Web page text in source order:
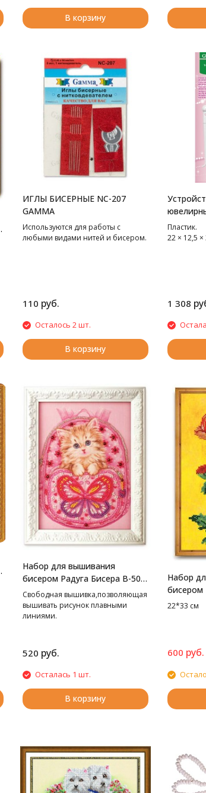
В корзину
ИГЛЫ БИСЕРНЫЕ NC-207
GAMMA
Используются для работы с
любыми видами нитей и бисером.
110 руб.
Осталось 2 шт.
В корзину
Clover
Пластик.
22 × 12,5 ×
1 308
Набор для вышивания
бисером Радуга Бисера В-508
Путешественница, 13*18 см
Свободная вышивка,позволяющая
вышивать рисунок плавными
линиями.
520 руб.
Осталась 1 шт.
В корзину
Набор
бисером
Фаворит,
22*33 см
600 руб.